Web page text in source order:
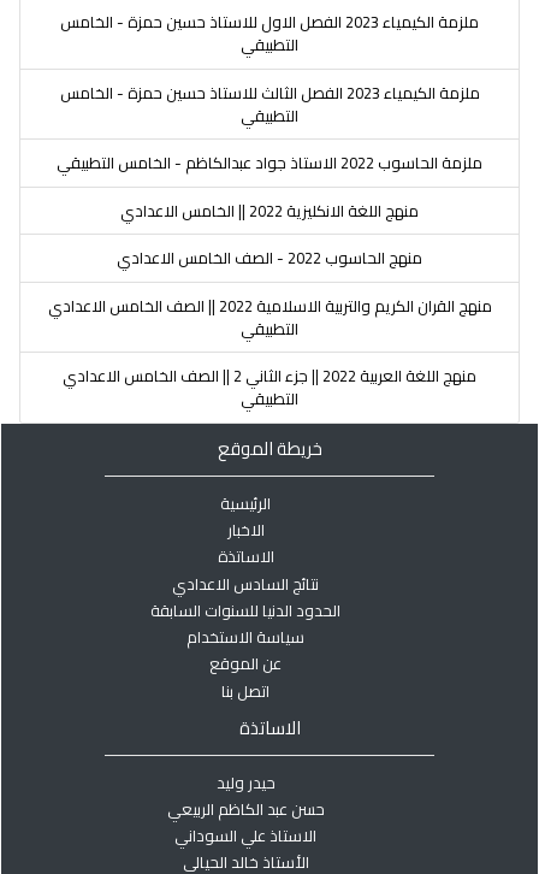
ملزمة الكيمياء 2023 الفصل الاول للاستاذ حسين حمزة - الخامس
التطبيقي
ملزمة الكيمياء 2023 الفصل الثالث للاستاذ حسين حمزة - الخامس
التطبيقي
ملزمة الحاسوب 2022 الاستاذ جواد عبدالكاظم - الخامس التطبيقي
منهج اللغة الانكليزية 2022 || الخامس الاعدادي
منهج الحاسوب 2022 - الصف الخامس الاعدادي
منهج القران الكريم والتربية الاسلامية 2022 || الصف الخامس الاعدادي
التطبيقي
منهج اللغة العربية 2022 || جزء الثاني 2 || الصف الخامس الاعدادي
التطبيقي
خريطة الموقع
الرئيسية
الاخبار
الاساتذة
نتائج السادس الاعدادي
الحدود الدنيا للسنوات السابقة
سياسة الاستخدام
عن الموقع
اتصل بنا
الاساتذة
حيدر وليد
حسن عبد الكاظم الربيعي
الاستاذ علي السوداني
الأستاذ خالد الحيالي